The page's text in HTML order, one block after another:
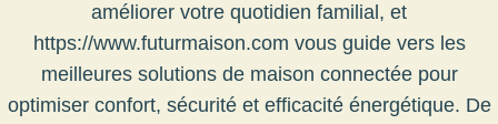
améliorer votre quotidien familial, et
https://www.futurmaison.com vous guide vers les
meilleures solutions de maison connectée pour
optimiser confort, sécurité et efficacité énergétique. De